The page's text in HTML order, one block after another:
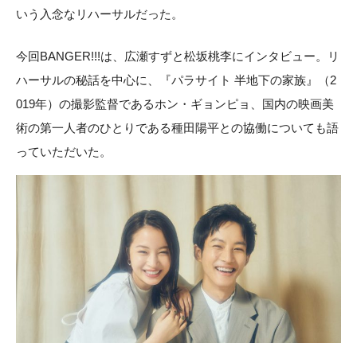
いう入念なリハーサルだった。
今回BANGER!!!は、広瀬すずと松坂桃李にインタビュー。リ
ハーサルの秘話を中心に、『パラサイト 半地下の家族』（2
019年）の撮影監督であるホン・ギョンピョ、国内の映画美
術の第一人者のひとりである種田陽平との協働についても語
っていただいた。